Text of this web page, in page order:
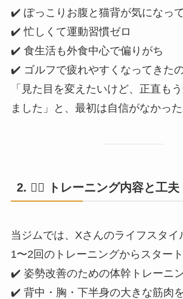
✔️ ぽっこりお腹と猫背が気になっ
✔️ 忙しくて運動習慣ゼロ
✔️ 食生活も外食中心で偏りがち
✔️ ゴルフで疲れやすくなってきた
「見た目を変えたいけど、正直も
ました」と、最初は自信がなかった
2. 🏋️‍♂️ トレーニング内容と工夫
当ジムでは、Xさんのライフスタイ
1〜2回のトレーニングからスタート
✔️ 姿勢改善のための体幹トレーニ
✔️ 背中・胸・下半身の大きな筋肉